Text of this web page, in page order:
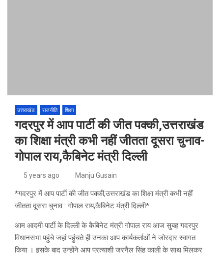
उत्तराखंड राजनीति शिक्षा
गदरपुर में आप पार्टी की जीत पक्की,उत्तराखंड
का शिक्षा मंत्री कभी नहीं जीतता दूसरा चुनाव-
गोपाल राय,कैबिनेट मंत्री दिल्ली
5 years ago Manju Gusain
*गदरपुर में आप पार्टी की जीत पक्की,उत्तराखंड का शिक्षा मंत्री कभी नहीं
जीतता दूसरा चुनाव : गोपाल राय,कैबिनेट मंत्री दिल्ली*
आम आदमी पार्टी के दिल्ली के कैबिनेट मंत्री गोपाल राय आज सुबह गदरपुर
विधानसभा पहुंचे जहां पहुंचते ही उनका आप कार्यकर्ताओं ने जोरदार स्वागत
किया । इसके बाद उन्होंने आप प्रत्याशी जरनैल सिंह काली के साथ मिलकर